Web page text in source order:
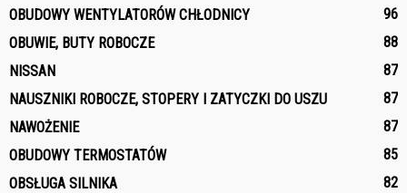
OBUDOWY WENTYLATORÓW CHŁODNICY
96
OBUWIE, BUTY ROBOCZE
88
NISSAN
87
NAUSZNIKI ROBOCZE, STOPERY I ZATYCZKI DO USZU
87
NAWOŻENIE
87
OBUDOWY TERMOSTATÓW
85
OBSŁUGA SILNIKA
82